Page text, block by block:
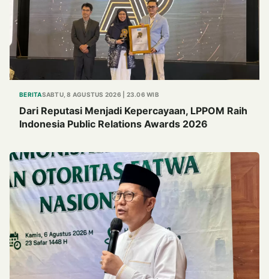
BERITASABTU, 8 AGUSTUS 2026 | 23.06 WIB
Dari Reputasi Menjadi Kepercayaan, LPPOM Raih
Indonesia Public Relations Awards 2026